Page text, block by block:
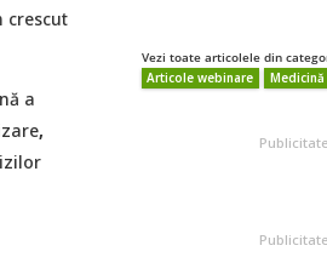
crescut
a
,
Vezi toate articolele din
Articole webinare
Publicitate
Publicitate